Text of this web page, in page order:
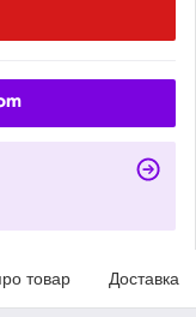
товар Доставка